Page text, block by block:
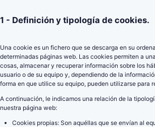
1 - Definición y tipología de cookies.
Una cookie es un fichero que se descarga en su
determinadas páginas web. Las cookies permiten a
cosas, almacenar y recuperar información sobre los
usuario o de su equipo y, dependiendo de la
forma en que utilice su equipo, pueden utilizarse para
A continuación, le indicamos una relación de la
nuestra página web:
Cookies propias: Son aquéllas que se envían al